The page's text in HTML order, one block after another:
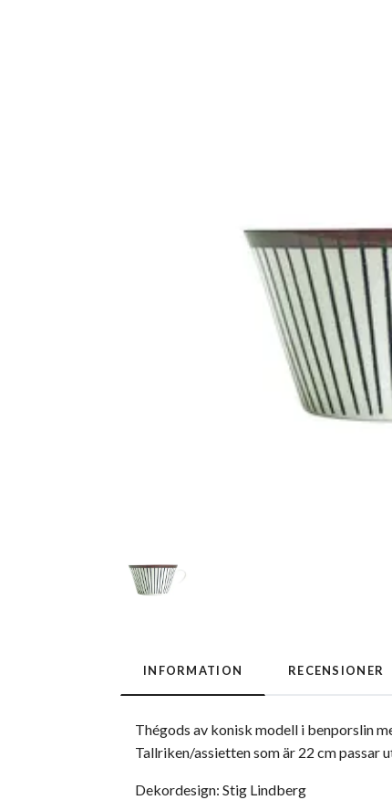
INFORMATION RECENSIONER
Thégods av konisk modell i benporslin
Tallriken/assietten som är 22 cm passar
Dekordesign: Stig Lindberg